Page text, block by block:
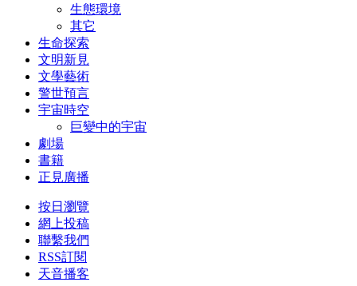
生態環境
其它
生命探索
文明新見
文學藝術
警世預言
宇宙時空
巨變中的宇宙
劇場
書籍
正見廣播
按日瀏覽
網上投稿
聯繫我們
RSS訂閱
天音播客